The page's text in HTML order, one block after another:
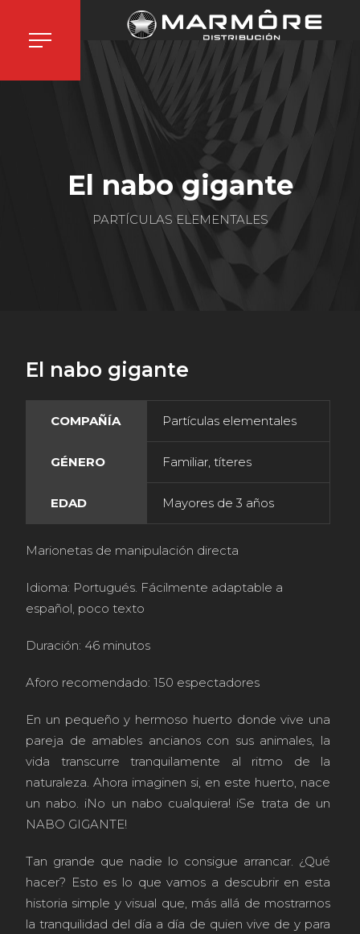
El nabo gigante
PARTÍCULAS ELEMENTALES
El nabo gigante
COMPAÑÍA Partículas elementales
GÉNERO Familiar, títeres
EDAD Mayores de 3 años
Marionetas de manipulación directa
Idioma: Portugués. Fácilmente adaptable a
español, poco texto
Duración: 46 minutos
Aforo recomendado: 150 espectadores
En un pequeño y hermoso huerto donde vive una
pareja de amables ancianos con sus animales, la
vida transcurre tranquilamente al ritmo de la
naturaleza. Ahora imaginen si, en este huerto, nace
un nabo. iNo un nabo cualquiera! iSe trata de un
NABO GIGANTE!
Tan grande que nadie lo consigue arrancar. ¿Qué
hacer? Esto es lo que vamos a descubrir en esta
historia simple y visual que, más allá de mostrarnos
la tranquilidad del día a día de quien vive de y para